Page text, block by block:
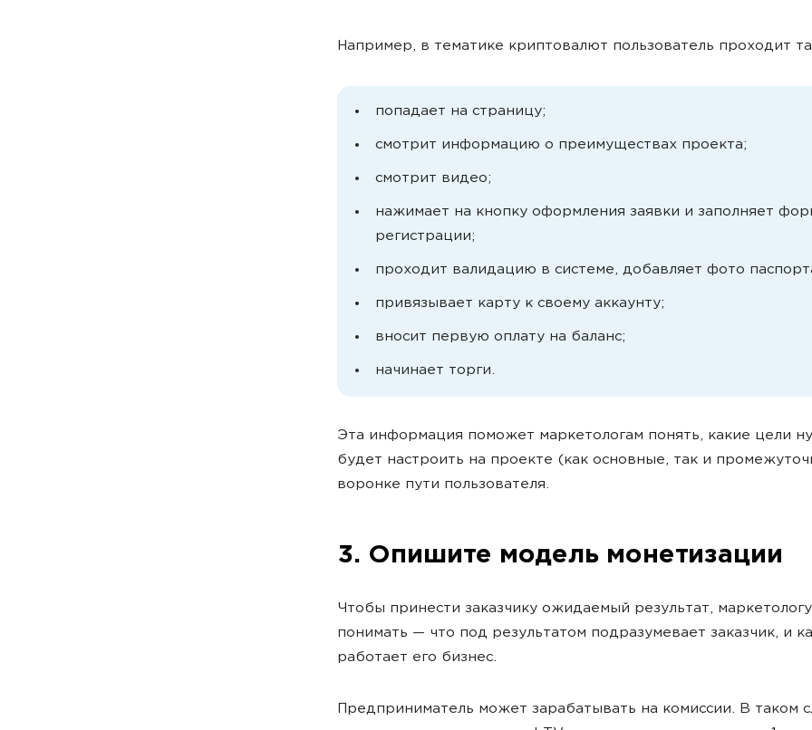
Например, в тематике криптовалют пользователь проходит
попадает на страницу;
смотрит информацию о преимуществах проекта;
смотрит видео;
нажимает на кнопку оформления заявки и заполняет
регистрации;
проходит валидацию в системе, добавляет фото
привязывает карту к своему аккаунту;
вносит первую оплату на баланс;
начинает торги.
Эта информация поможет маркетологам понять, какие цели
будет настроить на проекте (как основные, так и
воронке пути пользователя.
3. Опишите модель монетизации
Чтобы принести заказчику ожидаемый результат,
понимать — что под результатом подразумевает заказчик, и
работает его бизнес.
Предприниматель может зарабатывать на комиссии. В таком